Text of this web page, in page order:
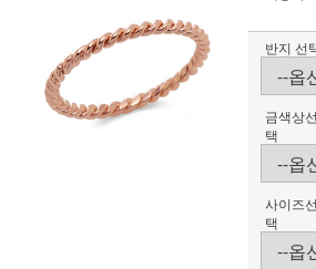
반지 선
금색상선
택
사이즈선
택